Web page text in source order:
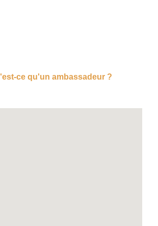
ce qu'un ambassadeur ?